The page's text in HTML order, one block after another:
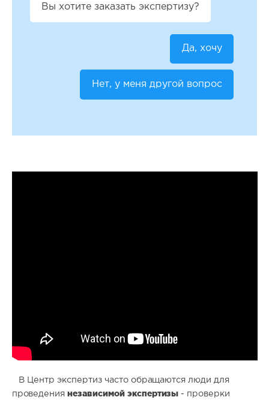
Вы хотите заказать экспертизу?
Да, хочу
Нет, у меня другой вопрос
В Центр экспертиз часто обращаются люди для
проведениянезависимой экспертизы - проверки